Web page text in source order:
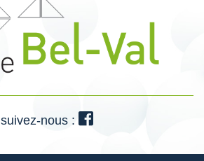
suivez-nous :